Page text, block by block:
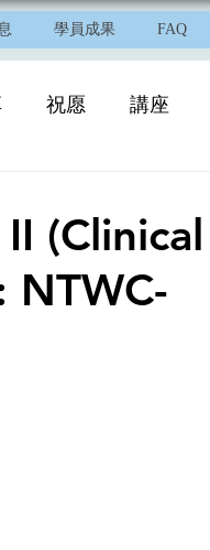
學員成果 FAQ
祝愿 講座
(Clinical
NTWC-